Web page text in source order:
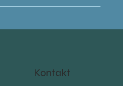
Kontakt